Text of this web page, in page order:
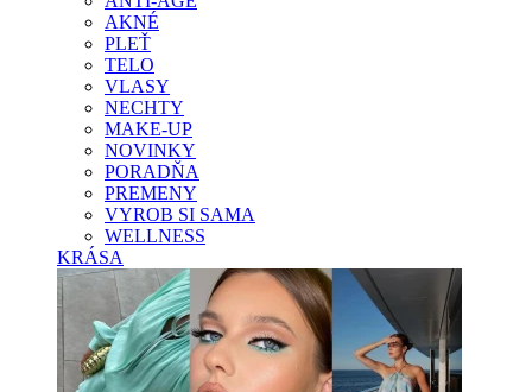
AKNÉ
PLEŤ
TELO
VLASY
NECHTY
MAKE-UP
NOVINKY
PORADŇA
PREMENY
VYROB SI SAMA
WELLNESS
KRÁSA